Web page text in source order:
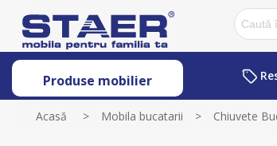
Produse mobilier
Acasă > Mobila bucatarii > Chiuvete